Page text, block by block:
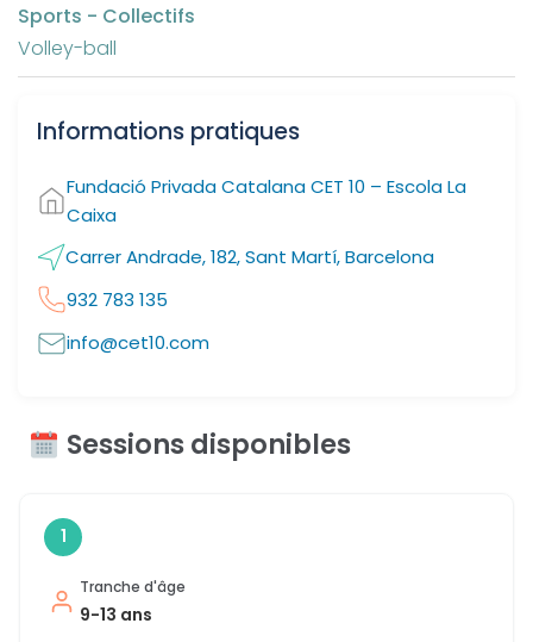
Sports - Collectifs
Volley-ball
Informations pratiques
Fundació Privada Catalana CET 10 – Escola La
Caixa
Carrer Andrade, 182, Sant Martí, Barcelona
932 783 135
info@cet10.com
Sessions disponibles
1
Tranche d'âge
9-13 ans